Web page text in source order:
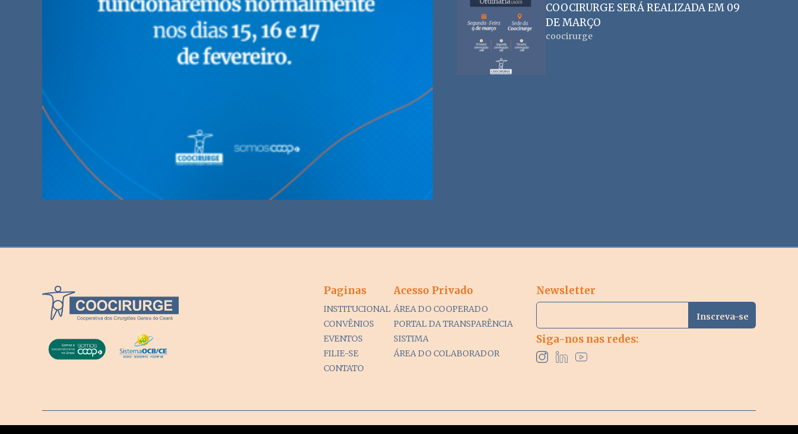
COOCIRURGE SERÁ REALIZADA EM 09
DE MARÇO
coocirurge
Paginas
INSTITUCIONAL
CONVÊNIOS
EVENTOS
FILIE-SE
CONTATO
Acesso Privado
ÁREA DO COOPERADO
PORTAL DA TRANSPARÊNCIA
SISTIMA
ÁREA DO COLABORADOR
Newsletter
Siga-nos nas redes: